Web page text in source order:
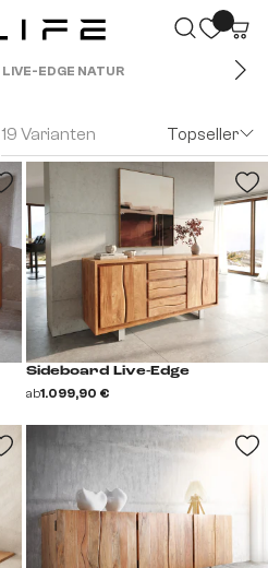
LIVE-EDGE NATUR
19 Varianten Topseller
Sideboard Live-Edge
ab1.099,90 €